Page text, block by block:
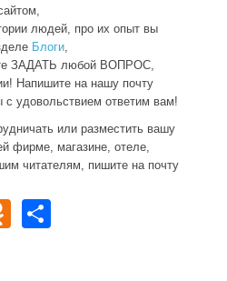
людей, про их опыт вы
Блоги,
ЗАДАТЬ любой ВОПРОС,
Напишите на нашу почту
с удовольствием ответим вам!
или разместить вашу
фирме, магазине, отеле,
читателям, пишите на почту
O